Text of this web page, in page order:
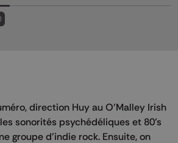
FaceBook
sur LinkedIn
sur Whatsapp
direction Huy au O’Malley Irish
sonorités psychédéliques et 80’s
groupe d’indie rock. Ensuite, on